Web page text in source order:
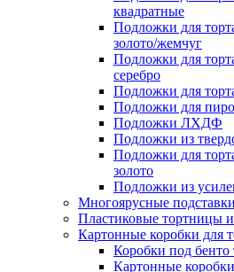
квадратные
Подложки для
золото/жемчуг
Подложки для
серебро
Подложки для
Подложки для
Подложки ЛХДФ
Подложки из
Подложки для
золото
Подложки из
Многоярусные
Пластиковые тортницы
Картонные коробки для
Коробки под бенто
Картонные